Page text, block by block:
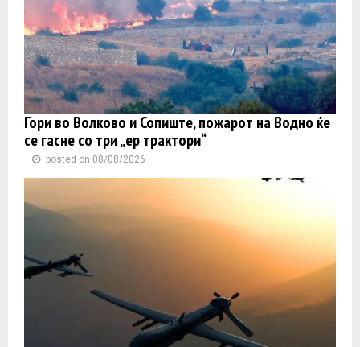
Гори во Волково и Сопиште, пожарот на Водно ќе
се гасне со три „ер трактори“
posted on 08/08/2026